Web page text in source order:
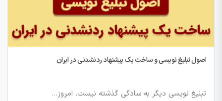
اصول تبلیغ نویسی و ساخت یک پیشنهاد ردنشدنی در ایران
تبلیغ نویسی دیگر به سادگی گذشته نیست. امروز…